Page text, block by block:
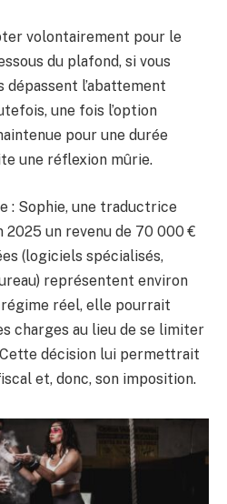
volontairement pour le
du plafond, si vous
dépassent l’abattement
une fois l’option
pour une durée
une réflexion mûrie.
: Sophie, une traductrice
2025 un revenu de 70 000 €
(logiciels spécialisés,
représentent environ
réel, elle pourrait
charges au lieu de se limiter
Cette décision lui permettrait
et, donc, son imposition.